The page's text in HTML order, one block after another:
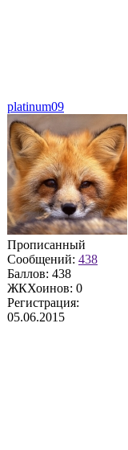
platinum09
Прописанный
Сообщений: 438
Баллов: 438
ЖКХоинов: 0
Регистрация:
05.06.2015